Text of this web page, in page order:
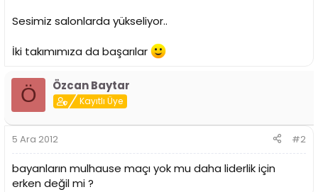
Sesimiz salonlarda yükseliyor..
İki takımımıza da başarılar
Ö Özcan Baytar
Kayıtlı Üye
5 Ara 2012 #2
bayanların mulhause maçı yok mu daha liderlik için
erken değil mi ?